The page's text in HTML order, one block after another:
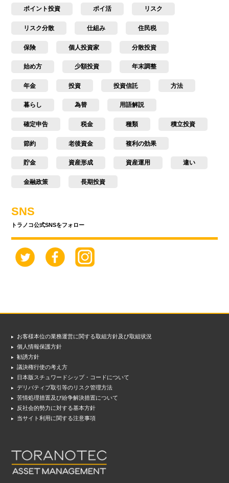
ポイント投資 ポイ活 リスク
リスク分散 仕組み 住民税
保険 個人投資家 分散投資
始め方 少額投資 年末調整
年金 投資 投資信託 方法
暮らし 為替 用語解説
確定申告 税金 種類 積立投資
節約 老後資金 複利の効果
貯金 資産形成 資産運用 違い
金融政策 長期投資
SNS
トラノコ公式SNSをフォロー
お客様本位の業務運営に関する取組方針及び取組状況
個人情報保護方針
勧誘方針
議決権行使の考え方
日本版スチュワードシップ・コードについて
デリバティブ取引等のリスク管理方法
苦情処理措置及び紛争解決措置について
反社会的勢力に対する基本方針
当サイト利用に関する注意事項